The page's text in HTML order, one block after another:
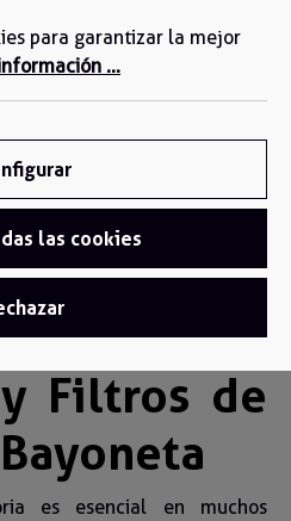
y Filtros de
es esencial en muchos
para garantizar la mejor
...
las cookies